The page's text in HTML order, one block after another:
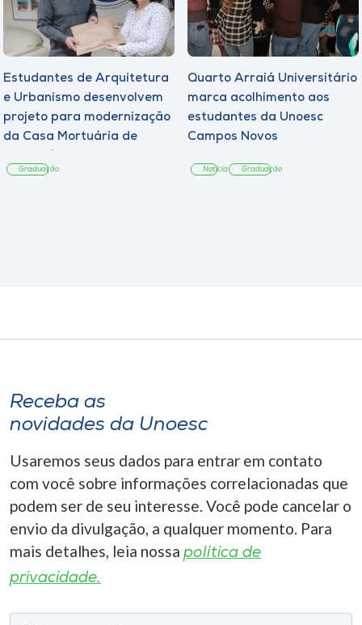
Estudantes de Arquitetura
e Urbanismo desenvolvem
projeto para modernização
da Casa Mortuária de
Graduação
Quarto Arraiá Universitário
marca acolhimento aos
estudantes da Unoesc
Campos Novos
Notícia Graduação
Receba as
novidades da Unoesc
Usaremos seus dados para entrar em contato
com você sobre informações correlacionadas que
podem ser de seu interesse. Você pode cancelar o
envio da divulgação, a qualquer momento. Para
mais detalhes, leia nossa política de
privacidade.